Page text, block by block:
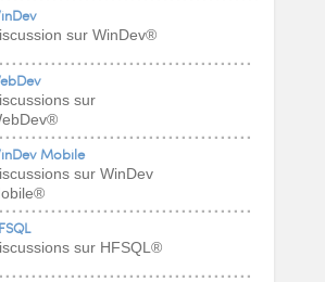
sur WinDev®
sur
Mobile
sur WinDev
sur HFSQL®